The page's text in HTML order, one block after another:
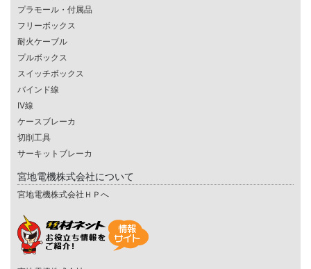
プラモール・付属品
フリーボックス
耐火ケーブル
プルボックス
スイッチボックス
バインド線
IV線
ケースブレーカ
切削工具
サーキットブレーカ
宮地電機株式会社について
宮地電機株式会社ＨＰへ